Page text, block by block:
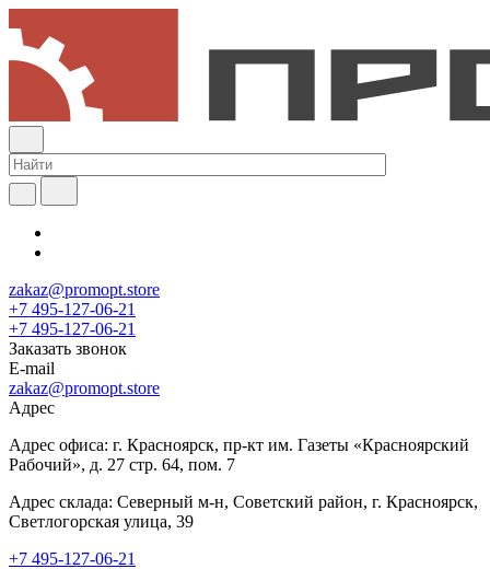
zakaz@promopt.store
+7 495-127-06-21
+7 495-127-06-21
Заказать звонок
E-mail
zakaz@promopt.store
Адрес
Адрес офиса: г. Красноярск, пр-кт им. Газеты «Красноярский
Рабочий», д. 27 стр. 64, пом. 7
Адрес склада: Северный м-н, Советский район, г. Красноярск,
Светлогорская улица, 39
+7 495-127-06-21